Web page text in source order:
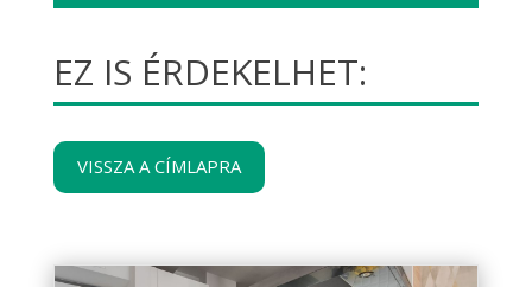
EZ IS ÉRDEKELHET:
VISSZA A CÍMLAPRA